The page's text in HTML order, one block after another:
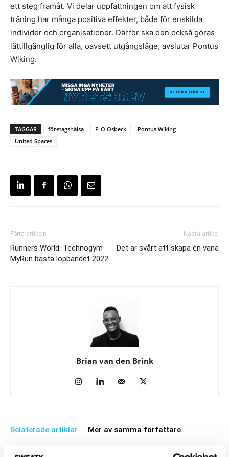
ett steg framåt. Vi delar uppfattningen om att fysisk
träning har många positiva effekter, både för enskilda
individer och organisationer. Därför ska den också göras
lättillgänglig för alla, oavsett utgångsläge, avslutar Pontus
Wiking.
TAGGAR företagshälsa P-O Osbeck
Pontus Wiking
United Spaces
Förra artikeln
Runners World: Technogym
MyRun bästa löpbandet 2022
Nästa artikel
Det är svårt att skapa en vana
Brian van den Brink
Relaterade artiklar Mer av samma författare